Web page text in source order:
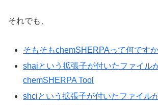
それでも、
そもそもchemSHERPAって何ですか
shaiという拡張子が付いたファイル
chemSHERPA Tool
shciという拡張子が付いたファイル